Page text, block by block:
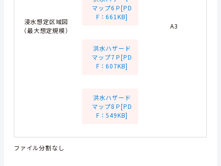
浸水想定区域図
（最大想定規模）
マップ6Ｐ[PD
F：661KB]
洪水ハザード
マップ7Ｐ[PD
F：607KB]
洪水ハザード
マップ8Ｐ[PD
F：549KB]
A3
ファイル分割なし